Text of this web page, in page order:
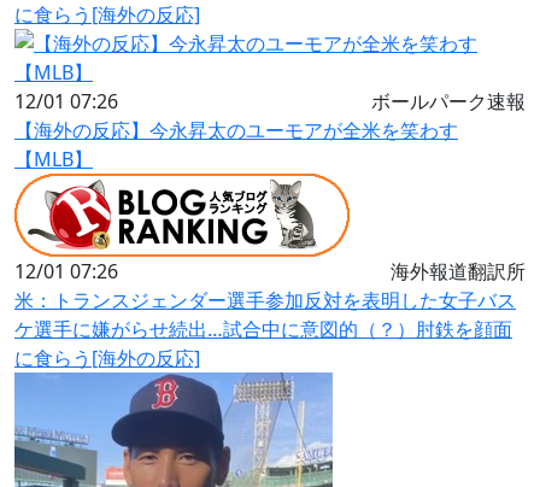
に食らう[海外の反応]
12/01 07:26
ボールパーク速報
【海外の反応】今永昇太のユーモアが全米を笑わす
【MLB】
12/01 07:26
海外報道翻訳所
米：トランスジェンダー選手参加反対を表明した女子バス
ケ選手に嫌がらせ続出…試合中に意図的（？）肘鉄を顔面
に食らう[海外の反応]